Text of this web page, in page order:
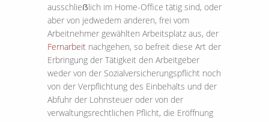
ausschlieẞlich im Home-Office tätig sind, oder
aber von jedwedem anderen, frei vom
Arbeitnehmer gewählten Arbeitsplatz aus, der
Fernarbeit nachgehen, so befreit diese Art der
Erbringung der Tätigkeit den Arbeitgeber
weder von der Sozialversicherungspflicht noch
von der Verpflichtung des Einbehalts und der
Abfuhr der Lohnsteuer oder von der
verwaltungsrechtlichen Pflicht, die Eröffnung